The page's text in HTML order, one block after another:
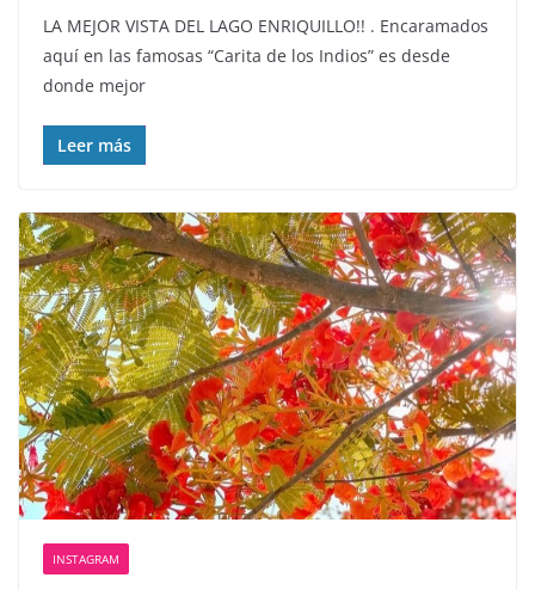
LA MEJOR VISTA DEL LAGO ENRIQUILLO!! . Encaramados
aquí en las famosas “Carita de los Indios” es desde
donde mejor
Leer más
INSTAGRAM